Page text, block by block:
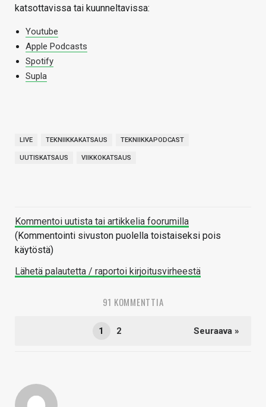
katsottavissa tai kuunneltavissa:
Youtube
Apple Podcasts
Spotify
Supla
LIVE TEKNIIKKAKATSAUS TEKNIIKKAPODCAST
UUTISKATSAUS VIIKKOKATSAUS
Kommentoi uutista tai artikkelia foorumilla
(Kommentointi sivuston puolella toistaiseksi pois
käytöstä)
Lähetä palautetta / raportoi kirjoitusvirheestä
91 KOMMENTTIA
1 2 Seuraava »